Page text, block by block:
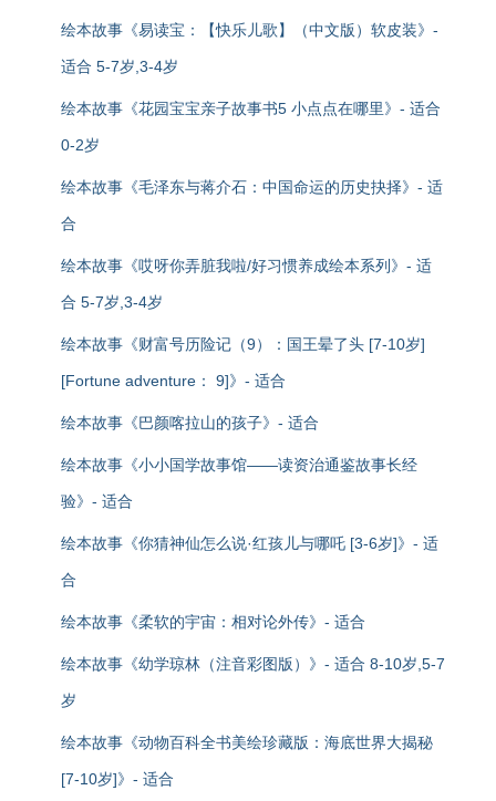
绘本故事《易读宝：【快乐儿歌】（中文版）软皮装》-
适合 5-7岁,3-4岁
绘本故事《花园宝宝亲子故事书5 小点点在哪里》- 适合
0-2岁
绘本故事《毛泽东与蒋介石：中国命运的历史抉择》- 适
合
绘本故事《哎呀你弄脏我啦/好习惯养成绘本系列》- 适
合 5-7岁,3-4岁
绘本故事《财富号历险记（9）：国王晕了头 [7-10岁]
[Fortune adventure： 9]》- 适合
绘本故事《巴颜喀拉山的孩子》- 适合
绘本故事《小小国学故事馆——读资治通鉴故事长经
验》- 适合
绘本故事《你猜神仙怎么说·红孩儿与哪吒 [3-6岁]》- 适
合
绘本故事《柔软的宇宙：相对论外传》- 适合
绘本故事《幼学琼林（注音彩图版）》- 适合 8-10岁,5-7
岁
绘本故事《动物百科全书美绘珍藏版：海底世界大揭秘
[7-10岁]》- 适合